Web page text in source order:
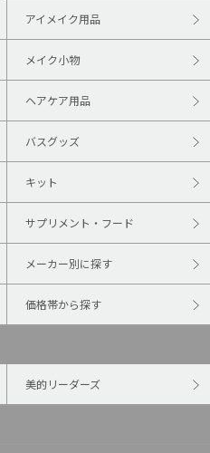
アイメイク用品
メイク小物
ヘアケア用品
バスグッズ
キット
サプリメント・フード
メーカー別に探す
価格帯から探す
美的リーダーズ